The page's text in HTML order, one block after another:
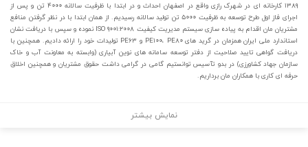
۱۳۸۹ کارخانه ای در شهرک رازی واقع در اصفهان احداث و در ابتدا با ظرفیت سالانه ۴۰۰۰ تن و پس از
اجرای فاز اول طرح توسعه به ظرفیت ۵۰۰۰ تن تولید سالانه رسیدیم. از همان ابتدا با در نظر گرفتن منافع
مشتریان مان اقدام به پیاده سازی سیستم مدیریت کیفیت ISO ۹۰۰۱:۲۰۰۸ نموده و سپس با دریافت نشان
استاندارد ملی ایران همزمان در گرید های PE۱۰۰، PE۸۰ و PE۶۳ تولیدات خود را ارائه دادیم. همچنین با
دریافت گواهی تایید صلاحیت از دفتر توسعه سامانه های نوین آبیاری (وابسته به معاونت آب و خاک
سازمان جهاد کشاورزی) در بدو تآسیس توانستیم گامی در گرامی داشت حقوق مشتریان و همچنین اخلاق
حرفه ای کاری با همکاران مان برداریم.
نمایش بیشتر